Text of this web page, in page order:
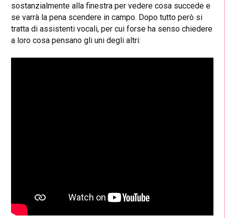
sostanzialmente alla finestra per vedere cosa succede e
se varrà la pena scendere in campo. Dopo tutto però si
tratta di assistenti vocali, per cui forse ha senso chiedere
a loro cosa pensano gli uni degli altri: